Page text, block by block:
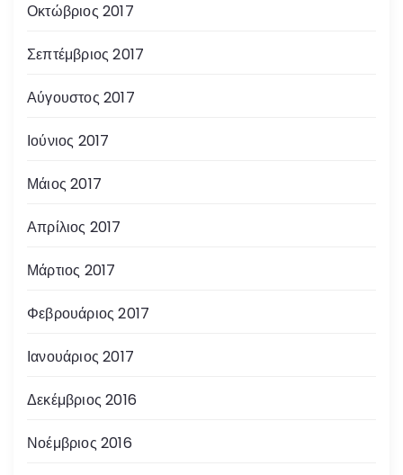
Οκτώβριος 2017
Σεπτέμβριος 2017
Αύγουστος 2017
Ιούνιος 2017
Μάιος 2017
Απρίλιος 2017
Μάρτιος 2017
Φεβρουάριος 2017
Ιανουάριος 2017
Δεκέμβριος 2016
Νοέμβριος 2016